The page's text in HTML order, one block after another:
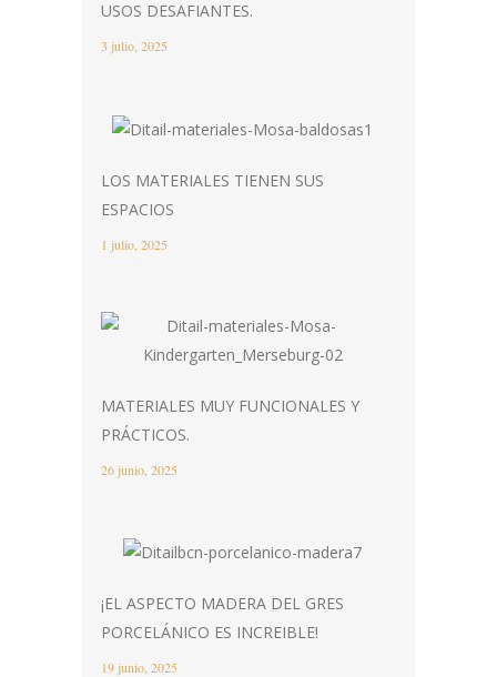
USOS DESAFIANTES.
3 julio, 2025
LOS MATERIALES TIENEN SUS
ESPACIOS
1 julio, 2025
MATERIALES MUY FUNCIONALES Y
PRÁCTICOS.
26 junio, 2025
¡EL ASPECTO MADERA DEL GRES
PORCELÁNICO ES INCREIBLE!
19 junio, 2025